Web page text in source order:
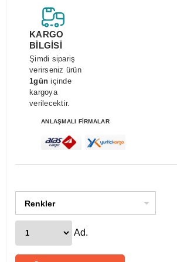
KARGO
BİLGİSİ
Şimdi sipariş
verirseniz ürün
1gün içinde
kargoya
verilecektir.
ANLAŞMALI FİRMALAR
Renkler
Ad.